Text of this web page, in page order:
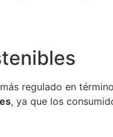
regulado en
, ya que los